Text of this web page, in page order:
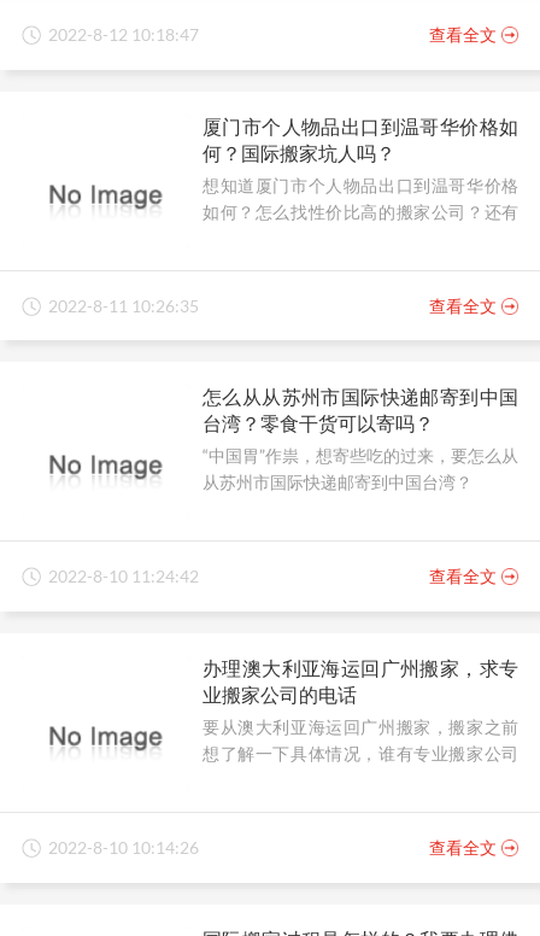
2022-8-12 10:18:47 查看全文
厦门市个人物品出口到温哥华价格如
何？国际搬家坑人吗？
想知道厦门市个人物品出口到温哥华价格
如何？怎么找性价比高的搬家公司？还有
2022-8-11 10:26:35 查看全文
怎么从从苏州市国际快递邮寄到中国
台湾？零食干货可以寄吗？
“中国胃”作祟，想寄些吃的过来，要怎么从
从苏州市国际快递邮寄到中国台湾？
2022-8-10 11:24:42 查看全文
办理澳大利亚海运回广州搬家，求专
业搬家公司的电话
要从澳大利亚海运回广州搬家，搬家之前
想了解一下具体情况，谁有专业搬家公司
2022-8-10 10:14:26 查看全文